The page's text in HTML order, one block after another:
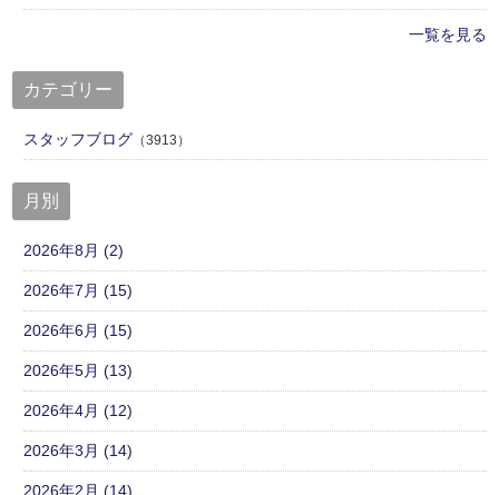
一覧を見る
カテゴリー
スタッフブログ （3913）
月別
2026年8月 (2)
2026年7月 (15)
2026年6月 (15)
2026年5月 (13)
2026年4月 (12)
2026年3月 (14)
2026年2月 (14)